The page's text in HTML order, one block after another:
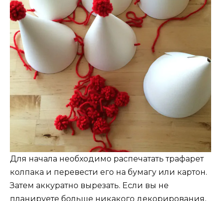
Для начала необходимо распечатать трафарет
колпака и перевести его на бумагу или картон.
Затем аккуратно вырезать. Если вы не
планируете больше никакого декорирования,